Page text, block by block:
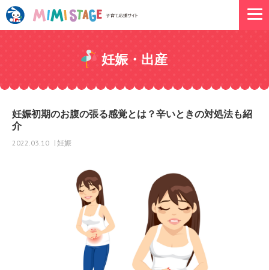
妊娠・出産
妊娠初期のお腹の張る感覚とは？辛いときの対処法も紹
介
2022.03.10 妊娠